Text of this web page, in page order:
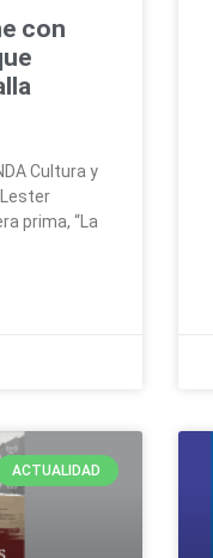
con
Cultura y
prima, “La
ACTUALIDAD